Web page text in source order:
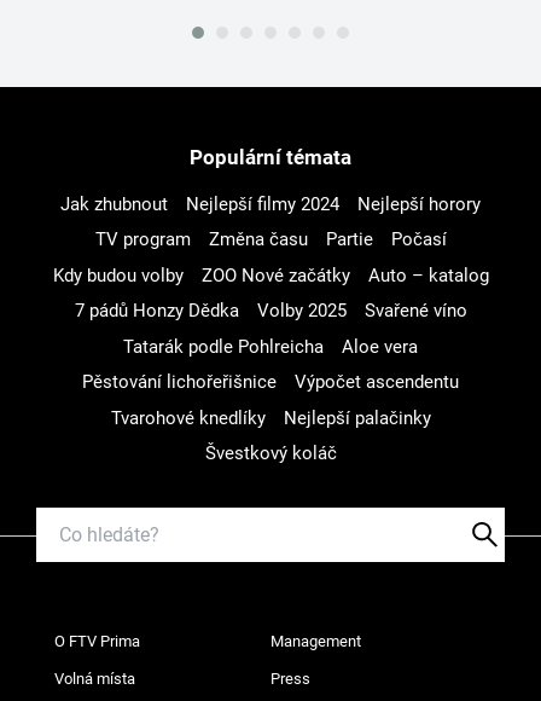
Populární témata
Jak zhubnout Nejlepší filmy 2024
Nejlepší horory
TV program
Změna času Partie
Počasí
Kdy budou volby
ZOO Nové začátky
Auto – katalog
7 pádů Honzy Dědka
Volby 2025
Svařené víno
Tatarák podle Pohlreicha
Aloe vera
Pěstování lichořeřišnice
Výpočet ascendentu
Tvarohové knedlíky
Nejlepší palačinky
Švestkový koláč
O FTV Prima Management
Volná místa Press